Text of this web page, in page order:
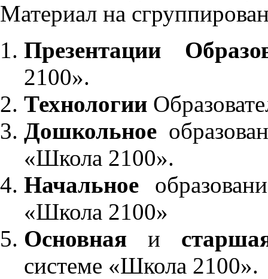
Материал на
Презентации
2100».
Технологии
Дошкольное
«Школа 2100».
Начальное
«Школа 2100»
Основнаяи
системе «Школа 2100».